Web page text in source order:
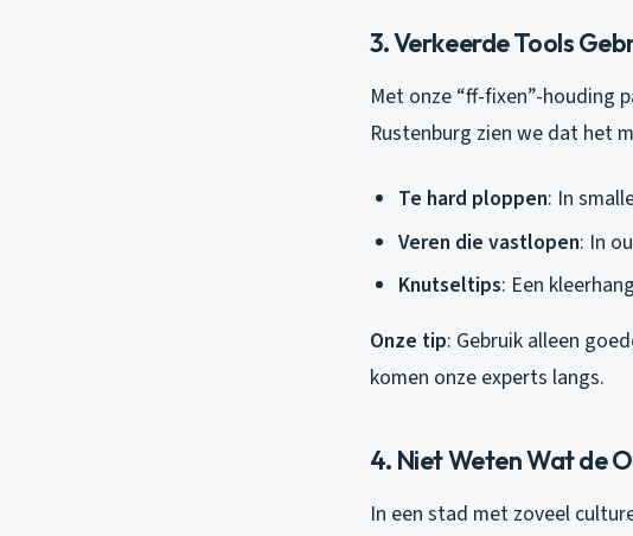
3. Verkeerde Tools
Met onze “ff-fixen”-houding
Rustenburg zien we dat het
Te hard ploppen: In
Veren die vastlopen: In
Knutseltips: Een
Onze tip: Gebruik alleen
komen onze experts langs.
4. Niet Weten Wat de
In een stad met zoveel